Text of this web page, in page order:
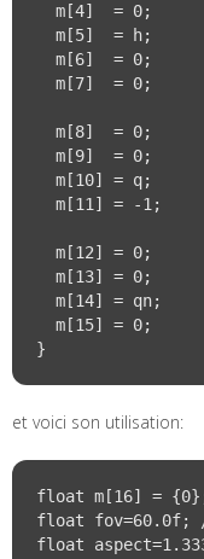
et voici son utilisation:
float m[16] =
float fov=60.0f;
float